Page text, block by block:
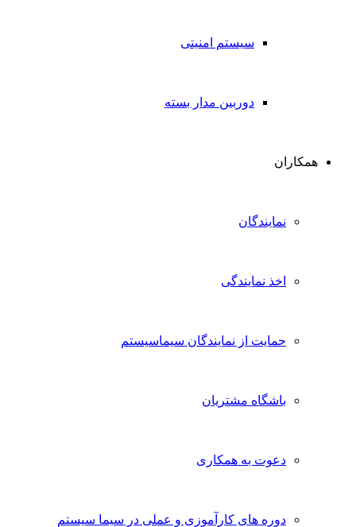
سیستم امنیتی
دوربین مدار بسته
همکاران
نمایندگان
اخذ نمایندگی
حمایت از نمایندگان سیماسیستم
باشگاه مشتریان
دعوت به همکاری
دوره های کارآموزی و عملی در سیما سیستم